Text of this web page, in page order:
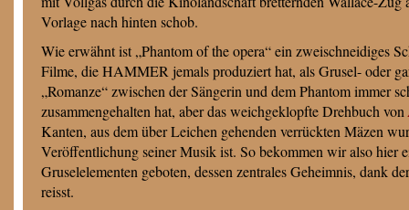
Vorlage nach hinten schob.
Wie erwähnt ist „Phantom of the opera“ ein zweischneidiges
Filme, die HAMMER jemals produziert hat, als Grusel- oder
„Romanze“ zwischen der Sängerin und dem Phantom immer
zusammengehalten hat, aber das weichgeklopfte Drehbuch von
Kanten, aus dem über Leichen gehenden verrückten Mäzen
Veröffentlichung seiner Musik ist. So bekommen wir also hier
Gruselelementen geboten, dessen zentrales Geheimnis, dank
reisst.